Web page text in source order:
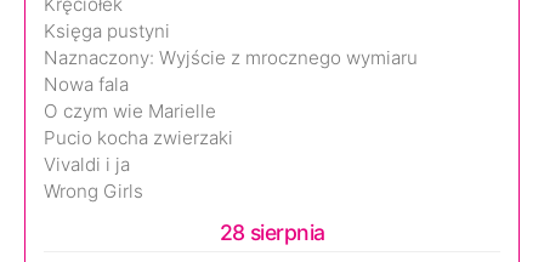
Księga pustyni
Naznaczony: Wyjście z mrocznego wymiaru
Nowa fala
O czym wie Marielle
Pucio kocha zwierzaki
Vivaldi i ja
Wrong Girls
28 sierpnia